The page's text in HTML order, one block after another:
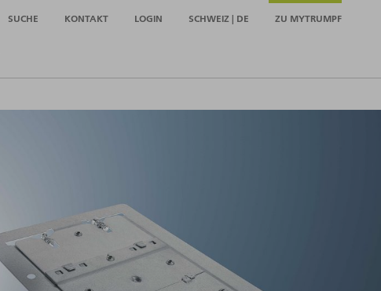
SUCHE KONTAKT LOGIN SCHWEIZ | DE ZU MYTRUMPF